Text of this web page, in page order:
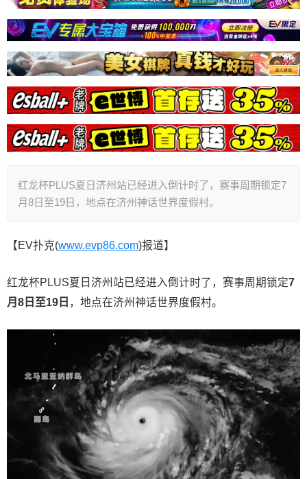
红龙杯PLUS夏日济州站已经进入倒计时了，赛事周期锁定7
月8日至19日，地点在济州神话世界度假村。
【EV扑克(www.evp86.com)报道】
红龙杯PLUS夏日济州站已经进入倒计时了，赛事周期锁定7
月8日至19日 ，地点在济州神话世界度假村。